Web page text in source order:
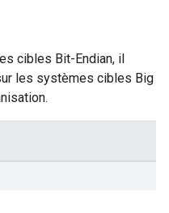
cibles Bit-Endian, il
les systèmes cibles Big